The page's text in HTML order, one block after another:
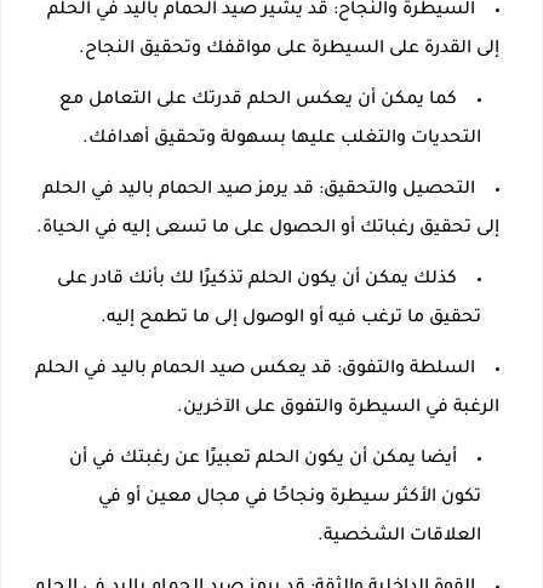
السيطرة والنجاح: قد يشير صيد الحمام باليد في الحلم
إلى القدرة على السيطرة على مواقفك وتحقيق النجاح.
كما يمكن أن يعكس الحلم قدرتك على التعامل مع
التحديات والتغلب عليها بسهولة وتحقيق أهدافك.
التحصيل والتحقيق: قد يرمز صيد الحمام باليد في الحلم
إلى تحقيق رغباتك أو الحصول على ما تسعى إليه في الحياة.
كذلك يمكن أن يكون الحلم تذكيرًا لك بأنك قادر على
تحقيق ما ترغب فيه أو الوصول إلى ما تطمح إليه.
السلطة والتفوق: قد يعكس صيد الحمام باليد في الحلم
الرغبة في السيطرة والتفوق على الآخرين.
أيضا يمكن أن يكون الحلم تعبيرًا عن رغبتك في أن
تكون الأكثر سيطرة ونجاحًا في مجال معين أو في
العلاقات الشخصية.